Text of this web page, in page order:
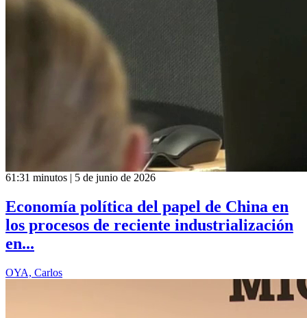
61:31 minutos | 5 de junio de 2026
Economía política del papel de China en
los procesos de reciente industrialización
en...
OYA, Carlos